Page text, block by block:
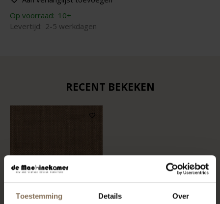
Toestemming Details Over
Op voorraad: 10+
Levertijd: 2-5 werkdagen
RECENT BEKEKEN